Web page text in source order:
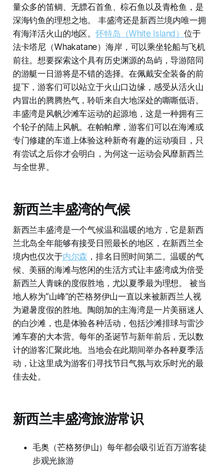
量众多的笛鲷、无膘石首鱼、棕石鱼以及青枪鱼，是
深海钓鱼的理想之地。 丰盛湾还是新西兰境内唯一拥
有海洋活火山的地区。怀特岛（White Island）位于
法卡塔尼（Whakatane）海岸，可以乘坐轮船与飞机
前往。想要探索这个具有历史渊源的岛屿，导游陪同
的游艇一日游将是不错的选择。在佩戴安全装备的前
提下，游客们可以站立于火山口边缘，感受从活火山
内冒出的腾腾热气，聆听来自大地深处的嘶嘶低语。
丰盛湾是风帆沙滩车运动的起源地，这是一种拥有三
个轮子的陆上风帆。在帕帕摩，游客们可以在海滩或
专门修建的车道上体验这种新奇有趣的运动项目，只
有尝试之后你才会明白，为何这一运动会风靡新西兰
与全世界。
新西兰丰盛湾的气候
新西兰丰盛湾是一个气候温和温暖的地方，它是新西
兰北岛全年能够有接受日照最长的地区，在新西兰全
境内也仅次于内尔森 ，排名日照时间第二。温暖的气
候、美丽的海滩与悠闲的生活方式让丰盛湾成为倍受
新西兰人青睐的度假胜地，尤以夏季最为理想。 被当
地人称为”山峰”的芒格努伊山一直以来被新西兰人视
为避暑度假的胜地。陶朗加的主海湾是一片美丽迷人
的白沙滩，也是体验各种活动，包括沙滩排球与雷沙
滩车赛的大本营。每年的圣诞节与新年前后，无以数
计的游客汇聚此地。当地会在此期间举办各种夏季活
动，让这里成为游客们寻找节日气氛与欢乐时光的最
佳去处。
新西兰丰盛湾旅游常识
毛奥（芒格努伊山）每年都会吸引近百万游客徒
步观光旅游